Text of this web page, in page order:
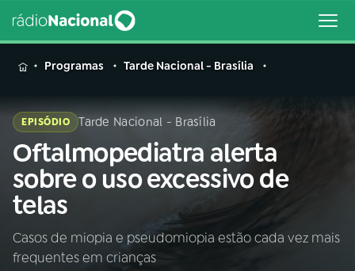
MENU
Buscar
na
Rádio
Nacional
Buscar
AO VIVO
Programas Tarde Nacional - Brasília
EPISÓDIO Tarde Nacional - Brasília
Oftalmopediatra alerta
sobre o uso excessivo de
telas
Casos de miopia e pseudomiopia estão cada vez mais
frequentes em crianças